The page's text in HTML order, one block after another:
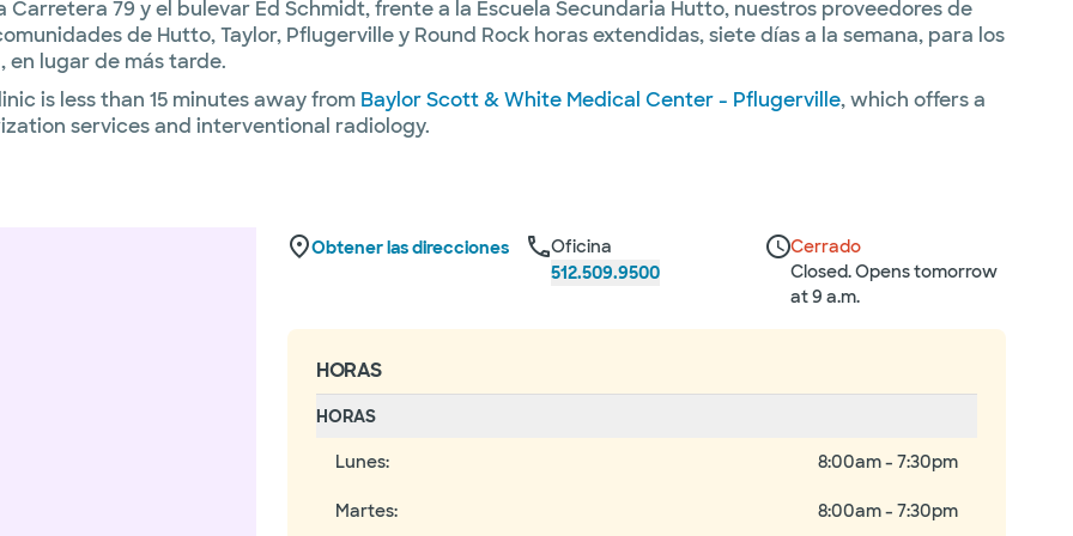
79 y el bulevar Ed Schmidt, frente a la Escuela Secundaria Hutto, nuestros proveedores de
de Hutto, Taylor, Pflugerville y Round Rock horas extendidas, siete días a la semana, para los
lugar de más tarde.
is less than 15 minutes away from Baylor Scott & White Medical Center - Pflugerville, which offers a
services and interventional radiology.
Obtener las direcciones
Oficina
512.509.9500
Cerrado
Closed. Opens tomorrow
at 9 a.m.
HORAS
HORAS
Lunes: 8:00am - 7:30pm
Martes: 8:00am - 7:30pm